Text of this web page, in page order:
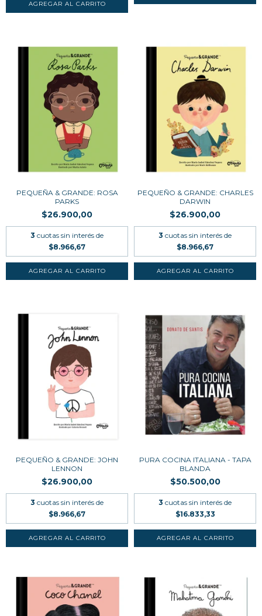
PEQUEÑA & GRANDE: ROSA
PARKS
$26.900,00
3 cuotas sin interés de
$8.966,67
PEQUEÑO & GRANDE: CHARLES
DARWIN
$26.900,00
3 cuotas sin interés de
$8.966,67
PEQUEÑO & GRANDE: JOHN
LENNON
$26.900,00
3 cuotas sin interés de
$8.966,67
PURA COCINA ITALIANA - TAPA
BLANDA
$50.500,00
3 cuotas sin interés de
$16.833,33